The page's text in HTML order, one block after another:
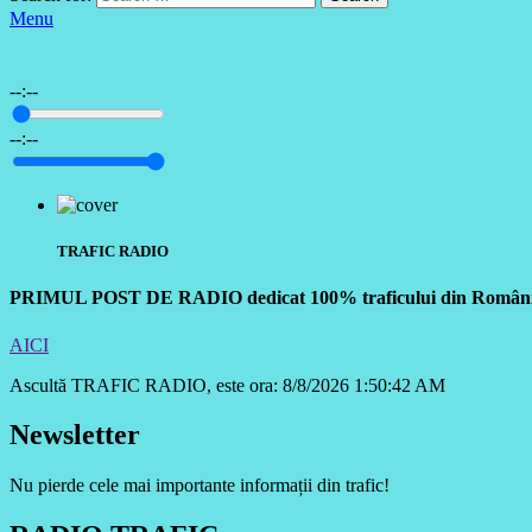
Menu
--:--
--:--
TRAFIC RADIO
PRIMUL POST DE RADIO dedicat 100% traficului din
AICI
Ascultă TRAFIC RADIO, este ora: 8/8/2026 1:50:43 AM
Newsletter
Nu pierde cele mai importante informații din trafic!